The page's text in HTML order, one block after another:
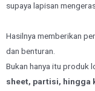
supaya lapisan
Hasilnya memberikan
dan benturan.
Bukan hanya itu produk
sheet, partisi, hingga